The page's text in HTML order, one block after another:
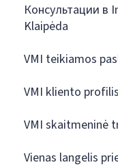
Консультации в
Klaipėda
VMI teikiamos
VMI kliento profilis
VMI skaitmeninė
Vienas langelis